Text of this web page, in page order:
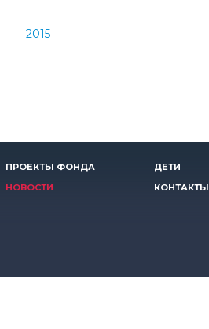
2015
ПРОЕКТЫ ФОНДА
ДЕТИ
НОВОСТИ
КОНТАКТЫ